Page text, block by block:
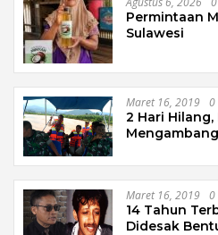
Permintaan
Sulawesi
Maret 16, 2019 0
2 Hari Hilang,
Maret 16, 2019 0
14 Tahun
Didesak